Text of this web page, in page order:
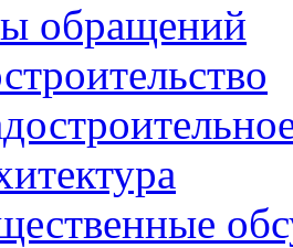
обращений